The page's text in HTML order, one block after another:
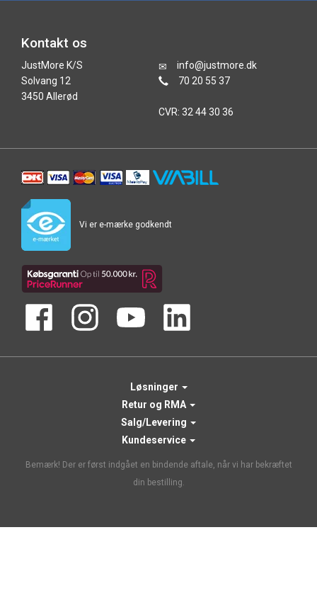
Kontakt os
JustMore K/S
Solvang 12
3450 Allerød
info@justmore.dk
70 20 55 37
CVR: 32 44 30 36
Vi er e-mærke godkendt
Løsninger
Retur og RMA
Salg/Levering
Kundeservice
Bemærk! Der er først indgået en bindende aftale, når vi har bekræftet
din bestilling.